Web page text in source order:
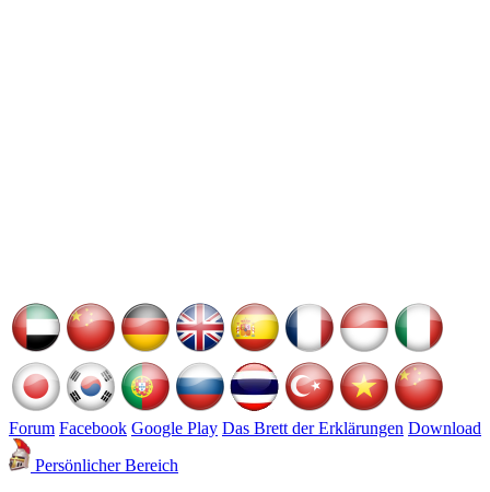
Forum Facebook Google Play Das Brett der Erklärungen Download
Persönlicher Bereich